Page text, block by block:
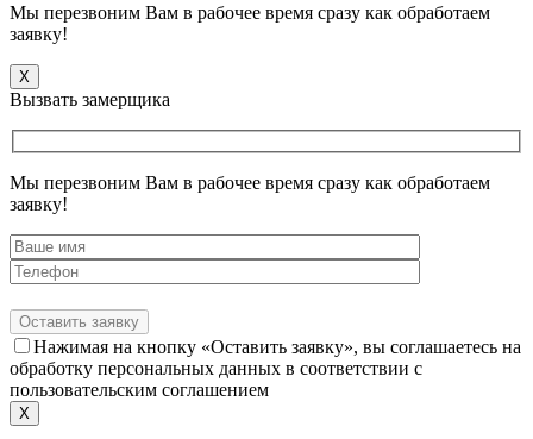
Мы перезвоним Вам в рабочее время сразу как обработаем
заявку!
X
Вызвать замерщика
Мы перезвоним Вам в рабочее время сразу как обработаем
заявку!
Нажимая на кнопку «Оставить заявку», вы соглашаетесь на
обработку персональных данных в соответствии с
пользовательским соглашением
X